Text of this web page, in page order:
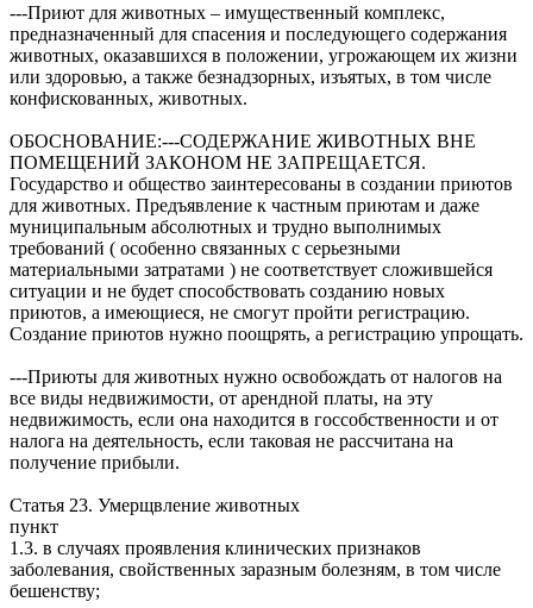
---Приют для животных – имущественный комплекс,
предназначенный для спасения и последующего содержания
животных, оказавшихся в положении, угрожающем их жизни
или здоровью, а также безнадзорных, изъятых, в том числе
конфискованных, животных.
ОБОСНОВАНИЕ:---СОДЕРЖАНИЕ ЖИВОТНЫХ ВНЕ
ПОМЕЩЕНИЙ ЗАКОНОМ НЕ ЗАПРЕЩАЕТСЯ.
Государство и общество заинтересованы в создании приютов
для животных. Предъявление к частным приютам и даже
муниципальным абсолютных и трудно выполнимых
требований ( особенно связанных с серьезными
материальными затратами ) не соответствует сложившейся
ситуации и не будет способствовать созданию новых
приютов, а имеющиеся, не смогут пройти регистрацию.
Создание приютов нужно поощрять, а регистрацию упрощать.
---Приюты для животных нужно освобождать от налогов на
все виды недвижимости, от арендной платы, на эту
недвижимость, если она находится в госсобственности и от
налога на деятельность, если таковая не рассчитана на
получение прибыли.
Статья 23. Умерщвление животных
пункт
1.3. в случаях проявления клинических признаков
заболевания, свойственных заразным болезням, в том числе
бешенству;